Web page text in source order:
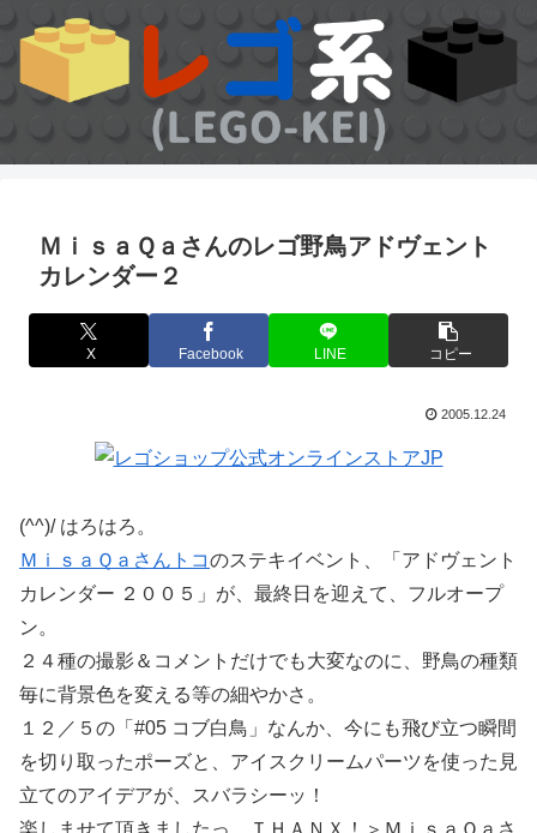
ＭｉｓａＱａさんのレゴ野鳥アドヴェント
カレンダー２
X Facebook LINE コピー
2005.12.24
(^^)/ はろはろ。
ＭｉｓａＱａさんトコのステキイベント、「アドヴェント
カレンダー ２００５」が、最終日を迎えて、フルオープ
ン。
２４種の撮影＆コメントだけでも大変なのに、野鳥の種類
毎に背景色を変える等の細やかさ。
１２／５の「#05 コブ白鳥」なんか、今にも飛び立つ瞬間
を切り取ったポーズと、アイスクリームパーツを使った見
立てのアイデアが、スバラシーッ！
楽しませて頂きましたっ。ＴＨＡＮＸ！＞ＭｉｓａＱａさ